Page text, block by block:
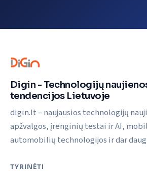
Digin - Technologijų
tendencijos Lietuvoje
digin.lt – naujausios technologijų
apžvalgos, įrenginių testai ir AI,
automobilių technologijos ir dar
TYRINĖTI